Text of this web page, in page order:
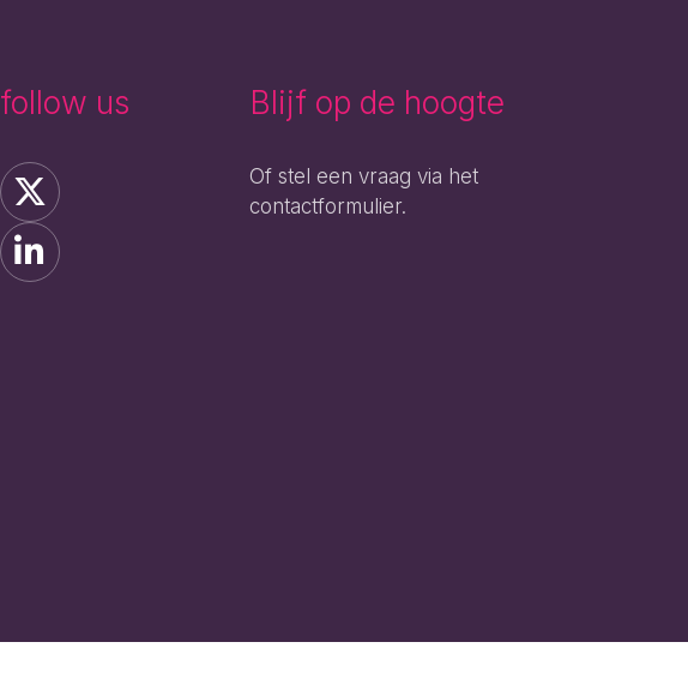
follow us Blijf op de hoogte
Of stel een vraag via het
contactformulier.